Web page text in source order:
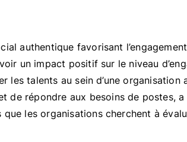
authentique favorisant
un impact positif sur le niveau
les talents au sein d’une organisation
de répondre aux besoins de postes,
les organisations cherchent à